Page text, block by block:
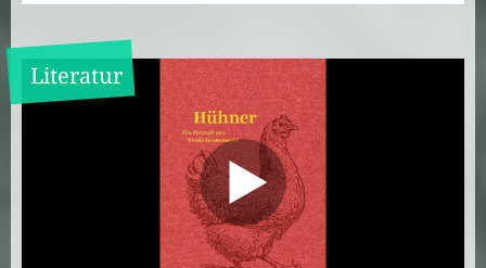
Literatur